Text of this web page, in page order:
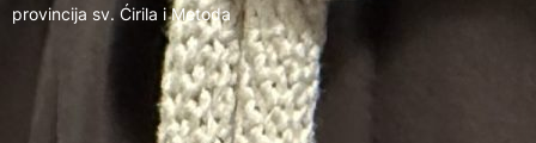
provincija sv. Ćirila i Metoda